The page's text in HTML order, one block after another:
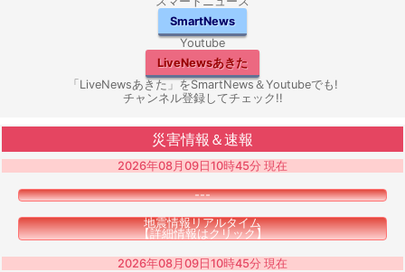
SmartNews
Youtube
LiveNewsあきた
「LiveNewsあきた」をSmartNews＆Youtubeでも!
チャンネル登録してチェック!!
災害情報＆速報
2026年08月09日10時45分 現在
---
地震情報リアルタイム
【詳細情報はクリック】
2026年08月09日10時45分 現在